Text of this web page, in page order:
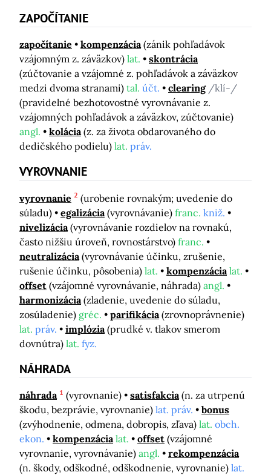
ZAPOČÍTANIE
započítanie kompenzácia (zánik pohľadávok
vzájomným z. záväzkov) lat.
skontrácia
(zúčtovanie a vzájomné z. pohľadávok a záväzkov
medzi dvoma stranami) tal. účt. clearing /klí-/
(pravidelné bezhotovostné vyrovnávanie z.
vzájomných pohľadávok a záväzkov, zúčtovanie)
angl.
kolácia (z. za života obdarovaného do
dedičského podielu) lat. práv.
VYROVNANIE
vyrovnanie 2 (urobenie rovnakým; uvedenie do
súladu)
egalizácia (vyrovnávanie) franc. kniž.
nivelizácia (vyrovnávanie rozdielov na rovnakú,
často nižšiu úroveň, rovnostárstvo) franc.
neutralizácia (vyrovnávanie účinku, zrušenie,
rušenie účinku, pôsobenia) lat. kompenzácia lat.
offset (vzájomné vyrovnávanie, náhrada) angl.
harmonizácia (zladenie, uvedenie do súladu,
zosúladenie) gréc. parifikácia (zrovnoprávnenie)
lat. práv. implózia (prudké v. tlakov smerom
dovnútra) lat. fyz.
NÁHRADA
náhrada 1 (vyrovnanie) satisfakcia (n. za utrpenú
škodu, bezprávie, vyrovnanie) lat. práv.
bonus
(zvýhodnenie, odmena, dobropis, zľava) lat. obch.
ekon.
kompenzácia lat. offset (vzájomné
vyrovnanie, vyrovnávanie) angl.
rekompenzácia
(n. škody, odškodné, odškodnenie, vyrovnanie) lat.